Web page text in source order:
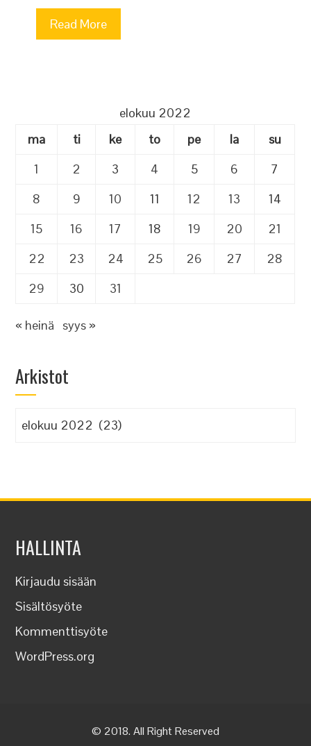
Read More
elokuu 2022
ma
ti ke to pe la
su
1
2 3 4 5 6
7
8
9 10 11 12 13
14
15
16 17 18 19 20
21
22
23 24 25 26 27
28
29
30 31
« heinä syys »
Arkistot
Arkistot
HALLINTA
Kirjaudu sisään
Sisältösyöte
Kommenttisyöte
WordPress.org
© 2018. All Right Reserved